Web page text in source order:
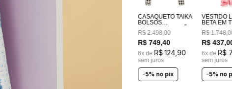
CASAQUETO TAIKA
BOLSOS
BORDADOS A MÃO
R$ 2.498,00
R$ 749,40
6x de R$ 124,90
sem juros
-5% no pix
VESTIDO
BETA EM TECIDO
100%
COSTAS
LASTEX
R$ 1.748,
R$ 437,
6x de R$
sem juros
-5% no